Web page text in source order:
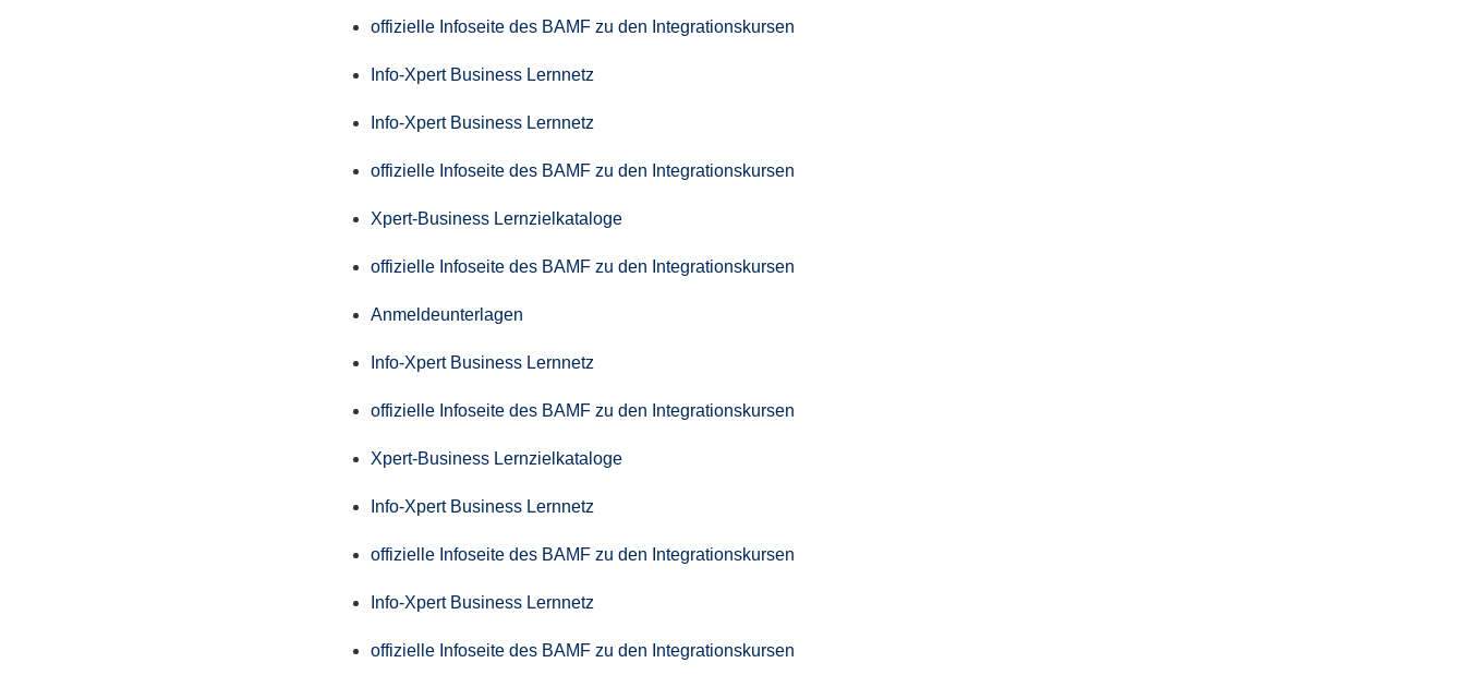
offizielle Infoseite des BAMF zu den Integrationskursen
Info-Xpert Business Lernnetz
Info-Xpert Business Lernnetz
offizielle Infoseite des BAMF zu den Integrationskursen
Xpert-Business Lernzielkataloge
offizielle Infoseite des BAMF zu den Integrationskursen
Anmeldeunterlagen
Info-Xpert Business Lernnetz
offizielle Infoseite des BAMF zu den Integrationskursen
Xpert-Business Lernzielkataloge
Info-Xpert Business Lernnetz
offizielle Infoseite des BAMF zu den Integrationskursen
Info-Xpert Business Lernnetz
offizielle Infoseite des BAMF zu den Integrationskursen